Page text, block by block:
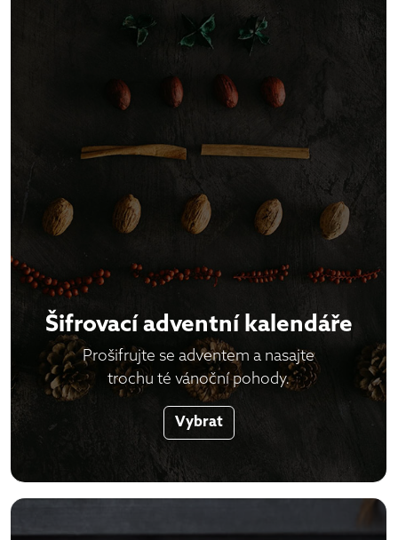
Šifrovací adventní kalendáře
Prošifrujte se adventem a nasajte
trochu té vánoční pohody.
Vybrat